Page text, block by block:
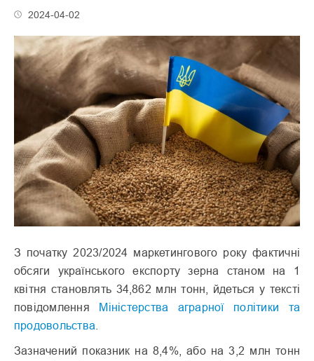
2024-04-02
З початку 2023/2024 маркетингового року фактичні
обсяги українського експорту зерна станом на 1
квітня становлять 34,862 млн тонн, йдеться у тексті
повідомлення Міністерства аграрної політики та
продовольства
Зазначений показник на 8,4%, або на 3,2 млн тонн